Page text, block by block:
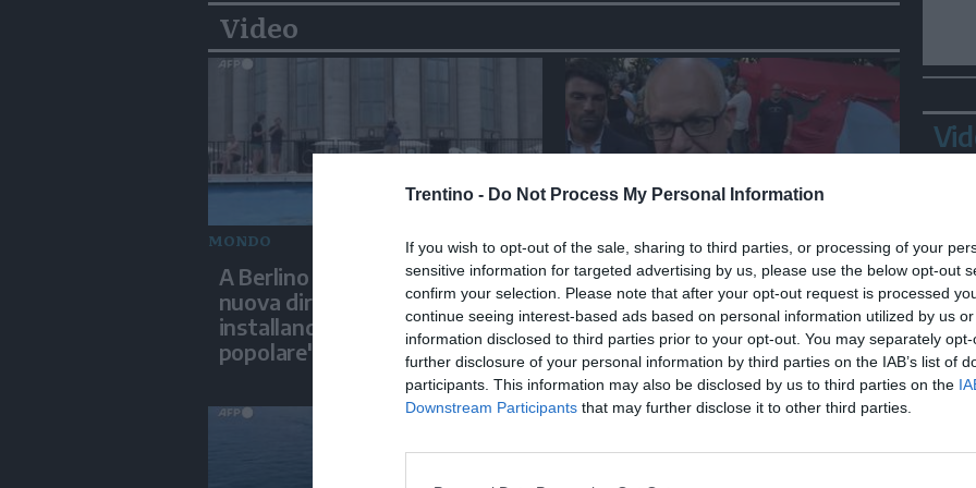
Trentino - Do Not Process My Personal Information
If you wish to opt-out of the sale, sharing to third parties, or processing of your
sensitive information for targeted advertising by us, please use the below opt-out
confirm your selection. Please note that after your opt-out request is processed
continue seeing interest-based ads based on personal information utilized by us
information disclosed to third parties prior to your opt-out. You may separately
further disclosure of your personal information by third parties on the IAB’s list of
participants. This information may also be disclosed by us to third parties on the
Downstream Participants that may further disclose it to other third parties.
Video
MONDO
A Berlino un teatro inaugura
nuova direzione artistica
installando una "piscina
popolare"
ITALIA
Gualtieri: "Responsabilità del
Viminale su Spin Time? La
posizione dei partiti è nota"